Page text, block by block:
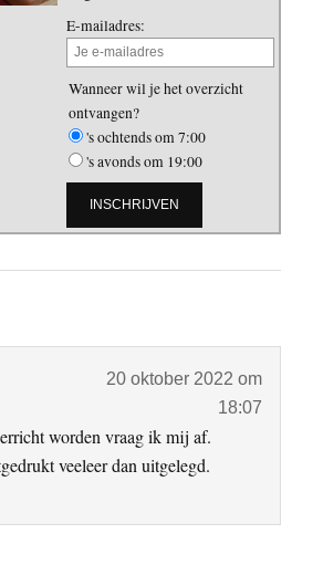
E-mailadres:
Wanneer wil je het overzicht
ontvangen?
's ochtends om 7:00
's avonds om 19:00
20 oktober 2022 om
18:07
worden vraag ik mij af.
veeleer dan uitgelegd.